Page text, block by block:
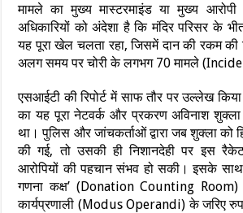
मामले का मुख्य मास्टरमाइंड या मुख्य
अधिकारियों को अंदेशा है कि मंदिर परिसर के
यह पूरा खेल चलता रहा, जिसमें दान की रकम की
अलग समय पर चोरी के लगभग 70 मामले
एसआईटी की रिपोर्ट में साफ तौर पर उल्लेख
का यह पूरा नेटवर्क और प्रकरण अविनाश शुक्ला
था। पुलिस और जांचकर्ताओं द्वारा जब शुक्ला को
की गई, तो उसकी ही निशानदेही पर इस
आरोपियों की पहचान संभव हो सकी। इसके साथ
गणना कक्ष’ (Donation Counting
कार्यप्रणाली (Modus Operandi) के जरिए